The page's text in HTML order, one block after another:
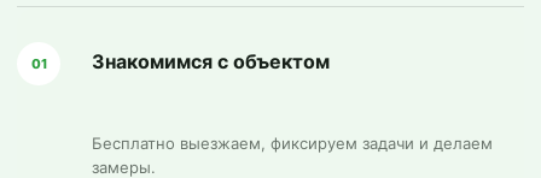
01 Знакомимся с объектом
Бесплатно выезжаем, фиксируем задачи и делаем
замеры.